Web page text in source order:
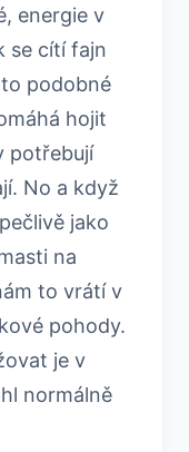
energie v
se cítí fajn
podobné
hojit
potřebují
No a když
jako
na
to vrátí v
pohody.
je v
normálně